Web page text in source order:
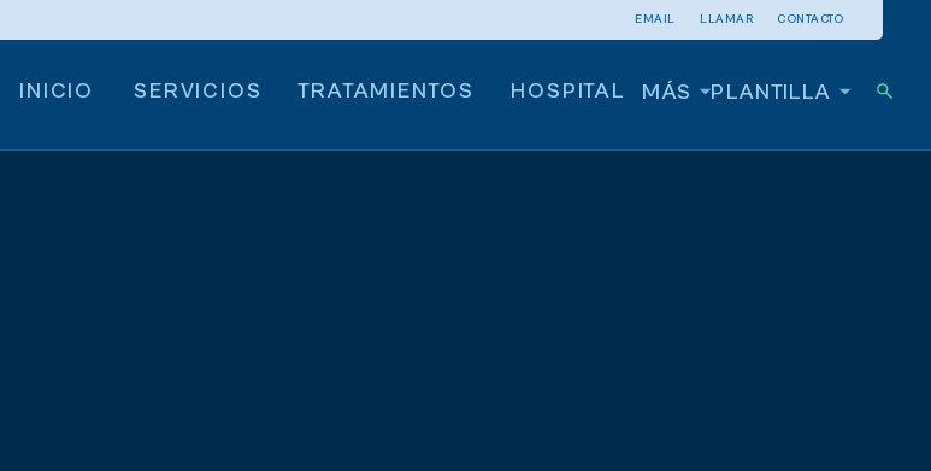
EMAIL LLAMAR CONTACTO
INICIO SERVICIOS TRATAMIENTOS HOSPITAL MÁS PLANTILLA